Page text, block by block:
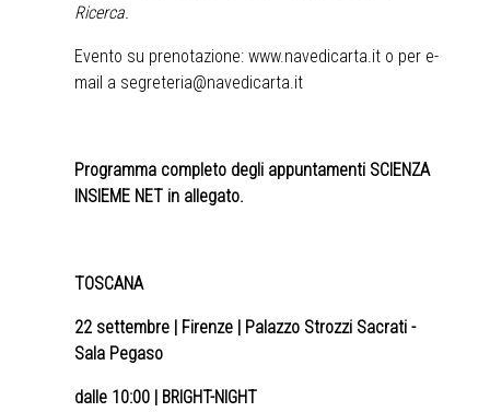
Ricerca.
Evento su prenotazione: www.navedicarta.it o per e-
mail a segreteria@navedicarta.it
Programma completo degli appuntamenti SCIENZA
INSIEME NET in allegato.
TOSCANA
22 settembre | Firenze | Palazzo Strozzi Sacrati -
Sala Pegaso
dalle 10:00 | BRIGHT-NIGHT